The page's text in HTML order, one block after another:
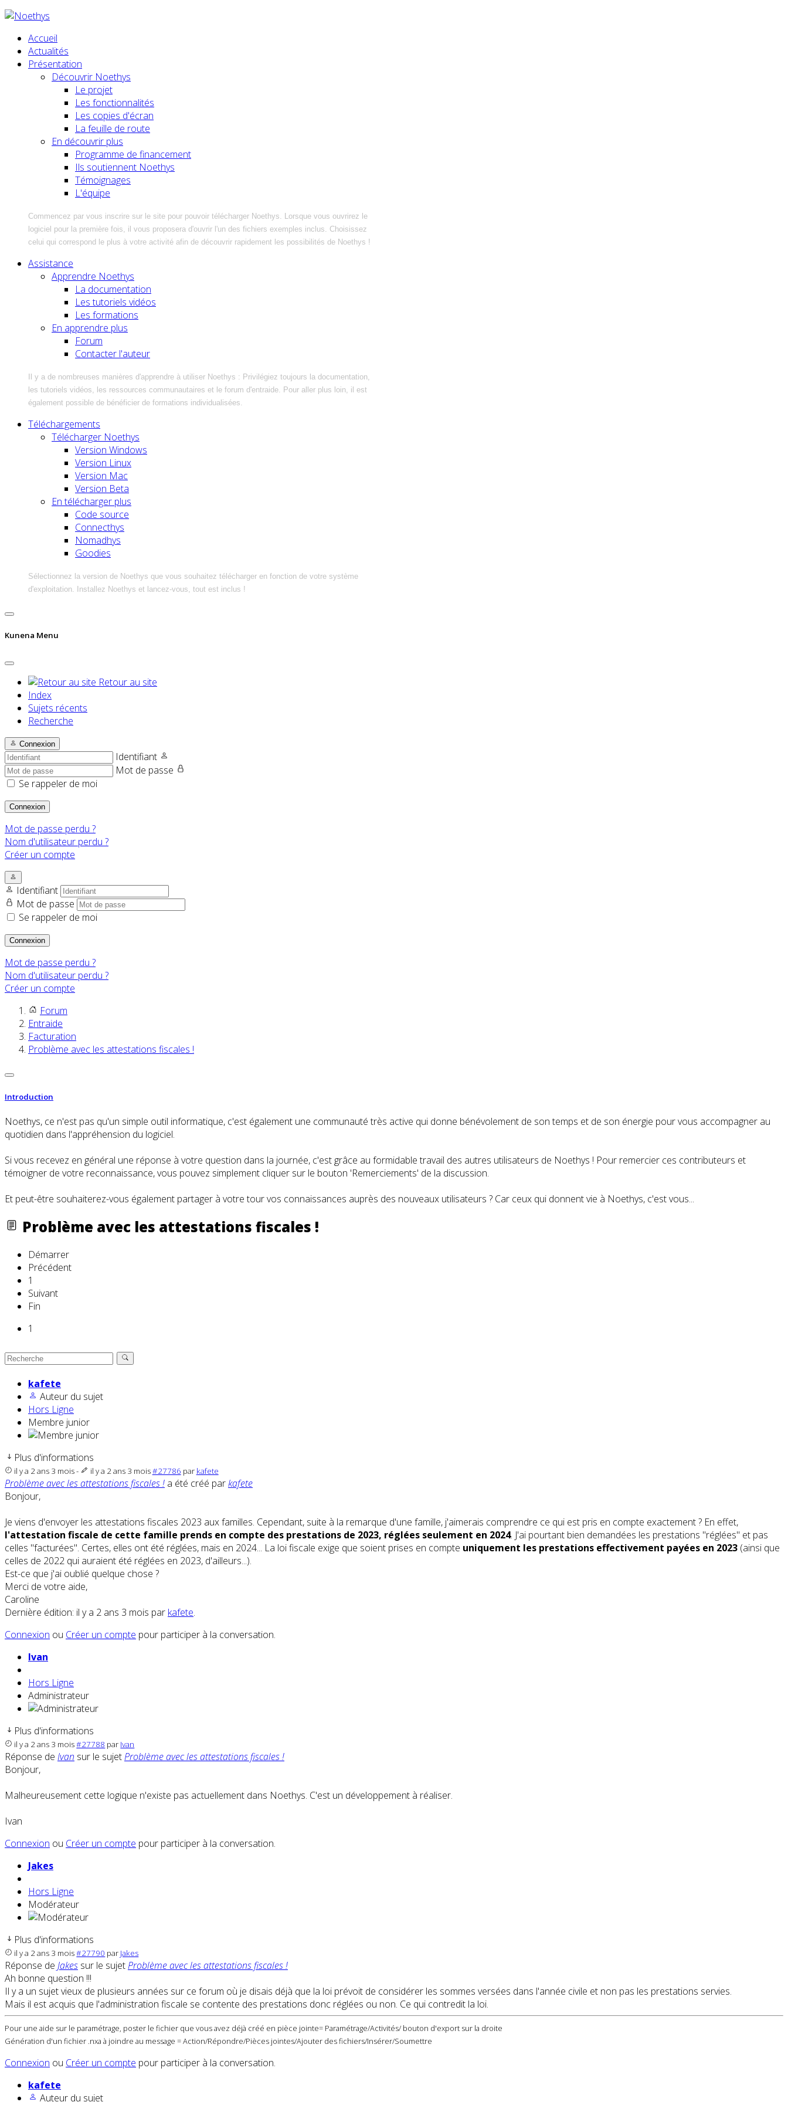
Accueil
Actualités
Présentation
Découvrir Noethys
Le projet
Les fonctionnalités
Les copies d'écran
La feuille de route
En découvrir plus
Programme de financement
Ils soutiennent Noethys
Témoignages
L'équipe
Commencez par vous inscrire sur le site pour pouvoir télécharger Noethys. Lorsque vous ouvrirez le
logiciel pour la première fois, il vous proposera d'ouvrir l'un des fichiers exemples inclus. Choisissez
celui qui correspond le plus à votre activité afin de découvrir rapidement les possibilités de Noethys !
Assistance
Apprendre Noethys
La documentation
Les tutoriels vidéos
Les formations
En apprendre plus
Forum
Contacter l'auteur
Il y a de nombreuses manières d'apprendre à utiliser Noethys : Privilégiez toujours la documentation,
les tutoriels vidéos, les ressources communautaires et le forum d'entraide. Pour aller plus loin, il est
également possible de bénéficier de formations individualisées.
Téléchargements
Télécharger Noethys
Version Windows
Version Linux
Version Mac
Version Beta
En télécharger plus
Code source
Connecthys
Nomadhys
Goodies
Sélectionnez la version de Noethys que vous souhaitez télécharger en fonction de votre système
d'exploitation. Installez Noethys et lancez-vous, tout est inclus !
Kunena Menu
Retour au site
Index
Sujets récents
Recherche
Connexion
Identifiant
Mot de passe
Se rappeler de moi
Connexion
Mot de passe perdu ?
Nom d'utilisateur perdu ?
Créer un compte
Identifiant
Mot de passe
Se rappeler de moi
Connexion
Mot de passe perdu ?
Nom d'utilisateur perdu ?
Créer un compte
Forum
Entraide
Facturation
Problème avec les attestations fiscales !
Introduction
Noethys, ce n'est pas qu'un simple outil informatique, c'est également une communauté très active qui donne bénévolement de son temps et de son énergie pour vous accompagner au
quotidien dans l'appréhension du logiciel.
Si vous recevez en général une réponse à votre question dans la journée, c'est grâce au formidable travail des autres utilisateurs de Noethys ! Pour remercier ces contributeurs et
témoigner de votre reconnaissance, vous pouvez simplement cliquer sur le bouton 'Remerciements' de la discussion.
Et peut-être souhaiterez-vous également partager à votre tour vos connaissances auprès des nouveaux utilisateurs ? Car ceux qui donnent vie à Noethys, c'est vous...
Problème avec les attestations fiscales !
Démarrer
Précédent
1
Suivant
Fin
1
kafete
Auteur du sujet
Hors Ligne
Membre junior
Plus d'informations
il y a 2 ans 3 mois- il y a 2 ans 3 mois#27786 par kafete
Problème avec les attestations fiscales ! a été créé parkafete
Bonjour,
Je viens d'envoyer les attestations fiscales 2023 aux familles. Cependant, suite à la remarque d'une famille, j'aimerais comprendre ce qui est pris en compte exactement ? En effet,
l'attestation fiscale de cette famille prends en compte des prestations de 2023, réglées seulement en 2024. J'ai pourtant bien demandées les prestations "réglées" et pas
celles "facturées". Certes, elles ont été réglées, mais en 2024... La loi fiscale exige que soient prises en compte uniquement les prestations effectivement payées en 2023 (ainsi que
celles de 2022 qui auraient été réglées en 2023, d'ailleurs...).
Est-ce que j'ai oublié quelque chose ?
Merci de votre aide,
Caroline
Dernière édition: il y a 2 ans 3 mois par kafete.
Connexion ou Créer un compte pour participer à la conversation.
Ivan
Hors Ligne
Administrateur
Plus d'informations
il y a 2 ans 3 mois#27788 par Ivan
Réponse de Ivan sur le sujetProblème avec les attestations fiscales !
Bonjour,
Malheureusement cette logique n'existe pas actuellement dans Noethys. C'est un développement à réaliser.
Ivan
Connexion ou Créer un compte pour participer à la conversation.
Jakes
Hors Ligne
Modérateur
Plus d'informations
il y a 2 ans 3 mois#27790 par Jakes
Réponse de Jakes sur le sujetProblème avec les attestations fiscales !
Ah bonne question !!!
Il y a un sujet vieux de plusieurs années sur ce forum où je disais déjà que la loi prévoit de considérer les sommes versées dans l'année civile et non pas les prestations servies.
Mais il est acquis que l'administration fiscale se contente des prestations donc réglées ou non. Ce qui contredit la loi.
Pour une aide sur le paramétrage, poster le fichier que vous avez déjà créé en pièce jointe= Paramétrage/Activités/ bouton d'export sur la droite
Génération d'un fichier .nxa à joindre au message = Action/Répondre/Pièces jointes/Ajouter des fichiers/Insérer/Soumettre
Connexion ou Créer un compte pour participer à la conversation.
kafete
Auteur du sujet